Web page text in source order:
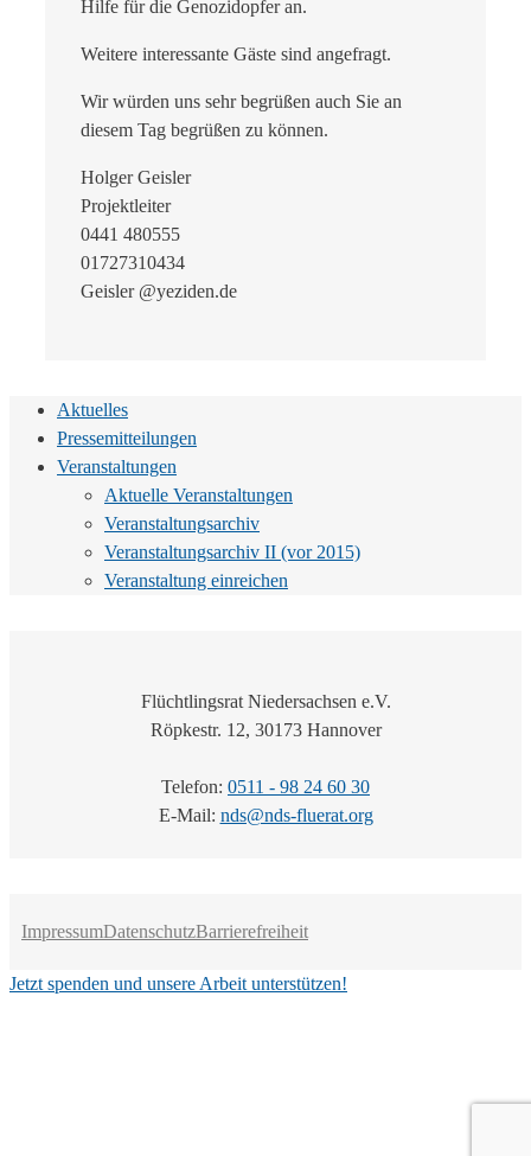
Hilfe für die Genozidopfer an.
Weitere interessante Gäste sind angefragt.
Wir würden uns sehr begrüßen auch Sie an
diesem Tag begrüßen zu können.
Holger Geisler
Projektleiter
0441 480555
01727310434
Geisler @yeziden.de
Aktuelles
Pressemitteilungen
Veranstaltungen
Aktuelle Veranstaltungen
Veranstaltungsarchiv
Veranstaltungsarchiv II (vor 2015)
Veranstaltung einreichen
Flüchtlingsrat Niedersachsen e.V.
Röpkestr. 12, 30173 Hannover
Telefon: 0511 - 98 24 60 30
E-Mail: nds@nds-fluerat.org
ImpressumDatenschutzBarrierefreiheit
Jetzt spenden und unsere Arbeit unterstützen!